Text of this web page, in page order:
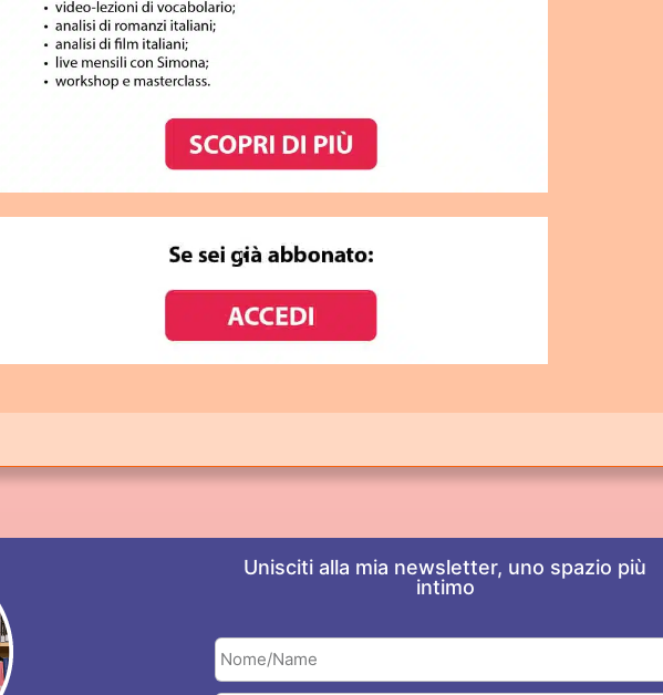
Unisciti alla mia newsletter, uno spazio più
intimo